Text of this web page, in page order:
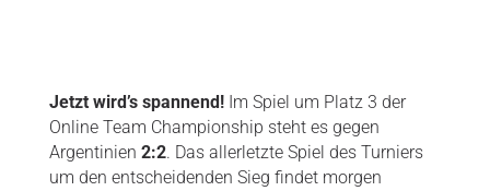
Jetzt wird’s spannend!Im Spiel um Platz 3 der
Online Team Championship steht es gegen
Argentinien 2:2. Das allerletzte Spiel des Turniers
um den entscheidenden Sieg findet morgen